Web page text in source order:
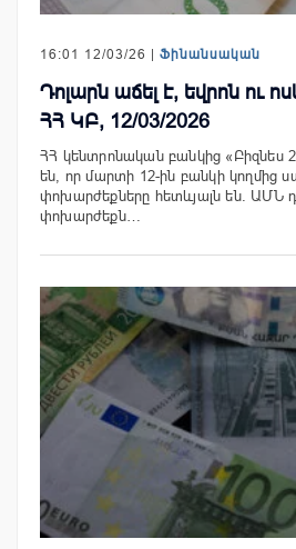
16:01 12/03/26 | Ֆինանսական
Դոլարն աճել է, եվրոն ու
ՀՀ ԿԲ, 12/03/2026
ՀՀ կենտրոնական բանկից «Բիզնես
են, որ մարտի 12-ին բանկի կողմից
փոխարժեքները հետևյալն են. ԱՄՆ
փոխարժեքն…